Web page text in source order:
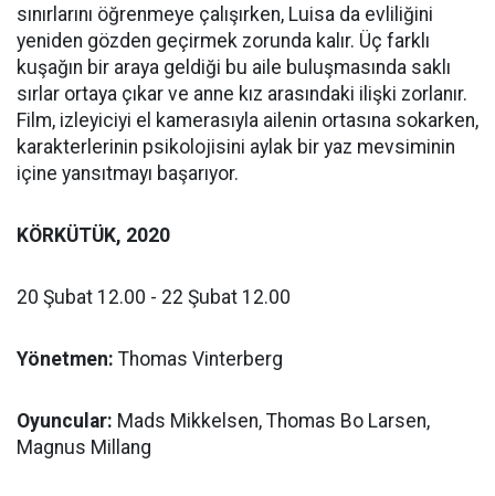
sınırlarını öğrenmeye çalışırken, Luisa da evliliğini
yeniden gözden geçirmek zorunda kalır. Üç farklı
kuşağın bir araya geldiği bu aile buluşmasında saklı
sırlar ortaya çıkar ve anne kız arasındaki ilişki zorlanır.
Film, izleyiciyi el kamerasıyla ailenin ortasına sokarken,
karakterlerinin psikolojisini aylak bir yaz mevsiminin
içine yansıtmayı başarıyor.
KÖRKÜTÜK, 2020
20 Şubat 12.00 - 22 Şubat 12.00
Yönetmen: Thomas Vinterberg
Oyuncular: Mads Mikkelsen, Thomas Bo Larsen,
Magnus Millang